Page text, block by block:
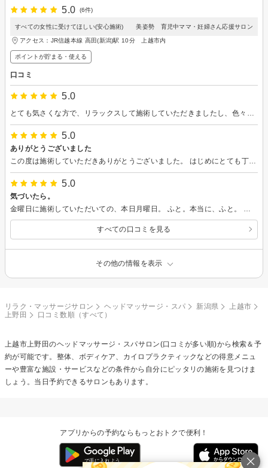
5.0
(6件)
すべての女性に受けてほしい(安心施術) 美姿勢 育児中ママ・妊婦さん応援サロン
アクセス：JR信越本線 高田(新潟)駅 10分 上越市内
ポイントが貯まる・使える
口コミ
5.0
5.0
ありがとうございました
この度は施術していただきありがとうございました。 はじめにとても丁寧にカウンセリングしていただきました。前から気になっていた体の歪みもすぐに指摘していただき、AI姿勢分析では施術後の姿勢の変化が一目瞭然でした。 ヘッドスパもとても気持ちがよく、リフレッシュできました。アットホームな雰囲気でお話もしやすいです。 普段の生活でも姿勢を気を付けたり軽い運動を取り入れていきたいと思います。
5.0
気づいたら。
すべての口コミを見る
その他の情報を表示
リラク・マッサージサロン ヘッドマッサージ・スパ 新潟県
上越市
上野田
口コミ数順（すべて）
上越市上野田のヘッドマッサージ・スパサロン(口コミが多い順)から検索＆予
約が可能です。整体、ボディケア、カイロプラクティックなどの得意メニュ
ーや豊富な施設・サービスなどの条件から自分にピッタリの施術を見つけま
しょう。当日予約できるサロンもあります。
アプリからの予約ならもっとおトクで便利！